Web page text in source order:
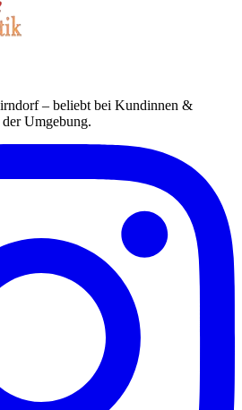
– beliebt bei Kundinnen &
Umgebung.